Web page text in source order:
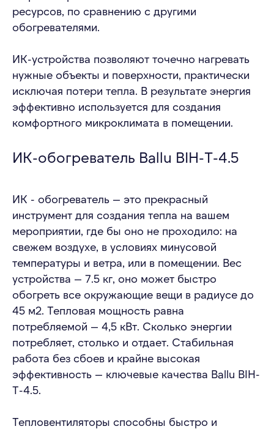
ресурсов, по сравнению с другими
обогревателями.
ИК-устройства позволяют точечно нагревать
нужные объекты и поверхности, практически
исключая потери тепла. В результате энергия
эффективно используется для создания
комфортного микроклимата в помещении.
ИК-обогреватель Ballu BIH-T-4.5
ИК - обогреватель — это прекрасный
инструмент для создания тепла на вашем
мероприятии, где бы оно не проходило: на
свежем воздухе, в условиях минусовой
температуры и ветра, или в помещении. Вес
устройства — 7.5 кг, оно может быстро
обогреть все окружающие вещи в радиусе до
45 м2. Тепловая мощность равна
потребляемой — 4,5 кВт. Сколько энергии
потребляет, столько и отдает. Стабильная
работа без сбоев и крайне высокая
эффективность — ключевые качества Ballu BIH-
T-4.5.
Тепловентиляторы способны быстро и
+7
Я соглашаюсь с условиями обработки
ОСТАВИТЬ ЗАЯВКУ
+7 (916) 666-80-01
Московская область,
Химки, ул. Заводская, 10Б
hello@eventcomfort.ru